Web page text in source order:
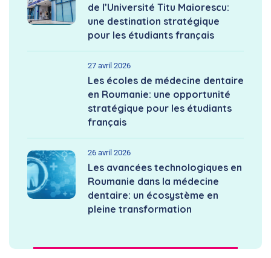
de l’Université Titu Maiorescu:
une destination stratégique
pour les étudiants français
27 avril 2026
Les écoles de médecine dentaire
en Roumanie: une opportunité
stratégique pour les étudiants
français
26 avril 2026
Les avancées technologiques en
Roumanie dans la médecine
dentaire: un écosystème en
pleine transformation